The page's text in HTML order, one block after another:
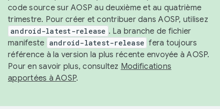
code source sur AOSP au deuxième et au quatrième
trimestre. Pour créer et contribuer dans AOSP, utilisez
android-latest-release . La branche de fichier
manifeste android-latest-release fera toujours
référence à la version la plus récente envoyée à AOSP.
Pour en savoir plus, consultez Modifications
apportées à AOSP.